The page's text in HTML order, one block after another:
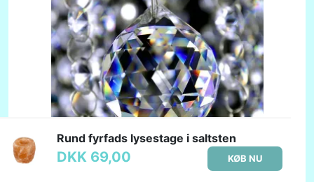
Rund fyrfads lysestage i saltsten
DKK 69,00 KØB NU